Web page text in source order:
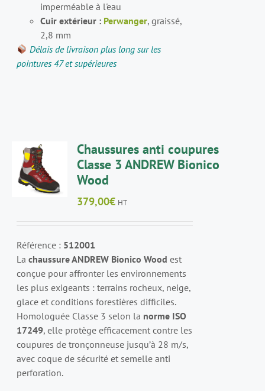
imperméable à l'eau
Cuir extérieur : Perwanger, graissé,
2,8 mm
Délais de livraison plus long sur les
pointures 47 et supérieures
CHOIX
DES
OPTIONS
CE
PRODUIT
LES
OPTIONS
PEUVENT
ÊTRE
CHOISIES
SUR
LA
PAGE
DU
PRODUIT
/
Chaussures anti coupures
Classe 3 ANDREW Bionico
Wood
379,00€ HT
Référence : 512001
Lachaussure ANDREW Bionico Wood est
conçue pour affronter les environnements
les plus exigeants : terrains rocheux, neige,
glace et conditions forestières difficiles.
Homologuée Classe 3 selon la norme ISO
17249, elle protège efficacement contre les
coupures de tronçonneuse jusqu’à 28 m/s,
avec coque de sécurité et semelle anti
perforation.